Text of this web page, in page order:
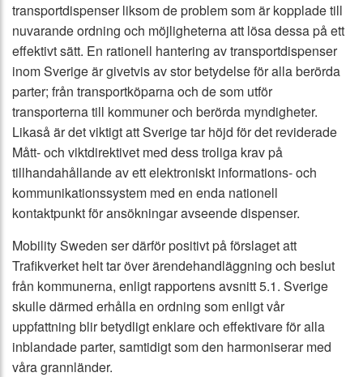
transportdispenser liksom de problem som är kopplade till
nuvarande ordning och möjligheterna att lösa dessa på ett
effektivt sätt. En rationell hantering av transportdispenser
inom Sverige är givetvis av stor betydelse för alla berörda
parter; från transportköparna och de som utför
transporterna till kommuner och berörda myndigheter.
Likaså är det viktigt att Sverige tar höjd för det reviderade
Mått- och viktdirektivet med dess troliga krav på
tillhandahållande av ett elektroniskt informations- och
kommunikationssystem med en enda nationell
kontaktpunkt för ansökningar avseende dispenser.
Mobility Sweden ser därför positivt på förslaget att
Trafikverket helt tar över ärendehandläggning och beslut
från kommunerna, enligt rapportens avsnitt 5.1. Sverige
skulle därmed erhålla en ordning som enligt vår
uppfattning blir betydligt enklare och effektivare för alla
inblandade parter, samtidigt som den harmoniserar med
våra grannländer.